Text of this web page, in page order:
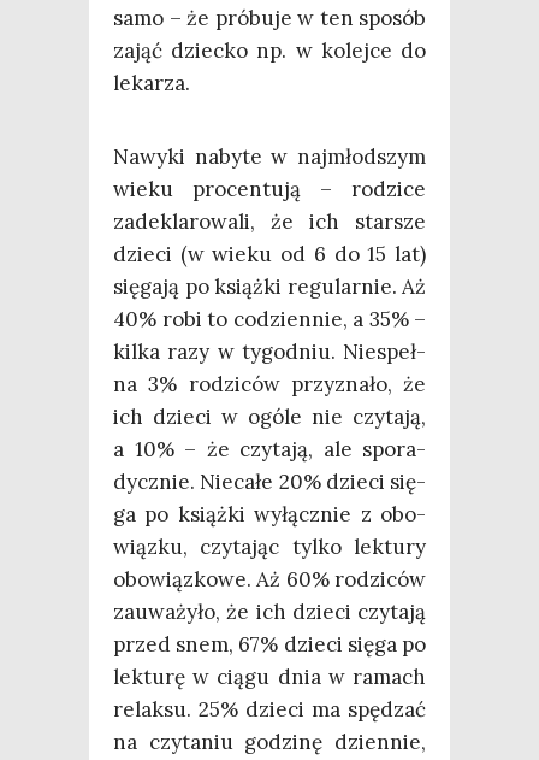
samo – że pró­bu­je w ten spo­sób
zająć dziec­ko np. w kolej­ce do
lekarza.
Nawy­ki naby­te w naj­młod­szym
wie­ku pro­cen­tu­ją – rodzi­ce
zade­kla­ro­wa­li, że ich star­sze
dzie­ci (w wie­ku od 6 do 15 lat)
się­ga­ją po książ­ki regu­lar­nie. Aż
40% robi to codzien­nie, a 35% –
kil­ka razy w tygo­dniu. Nie­speł­
na 3% rodzi­ców przy­zna­ło, że
ich dzie­ci w ogó­le nie czy­ta­ją,
a 10% – że czy­ta­ją, ale spo­ra­
dycz­nie. Nie­ca­łe 20% dzie­ci się­
ga po książ­ki wyłącz­nie z obo­
wiąz­ku, czy­ta­jąc tyl­ko lek­tu­ry
obo­wiąz­ko­we. Aż 60% rodzi­ców
zauwa­ży­ło, że ich dzie­ci czy­ta­ją
przed snem, 67% dzie­ci się­ga po
lek­tu­rę w cią­gu dnia w ramach
relak­su. 25% dzie­ci ma spę­dzać
na czy­ta­niu godzi­nę dzien­nie,